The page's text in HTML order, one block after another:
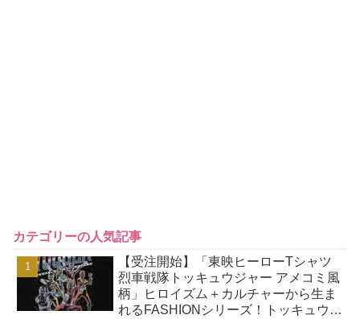
カテゴリーの人気記事
【受注開始】「東映ヒーローTシャツ
烈車戦隊トッキュウジャー アメコミ風
柄」ヒロイズム＋カルチャーから生ま
れるFASHIONシリーズ！トッキュウジ